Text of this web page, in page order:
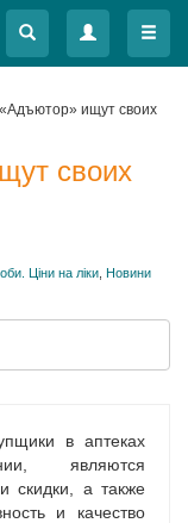
Меню
Меню
ищут своих
своих
Ціни на ліки Новини
в аптеках
являются
скидки, а также
и качество